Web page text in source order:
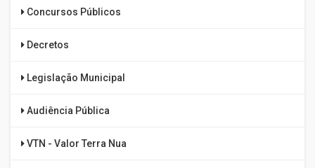
Concursos Públicos
Decretos
Legislação Municipal
Audiência Pública
VTN - Valor Terra Nua